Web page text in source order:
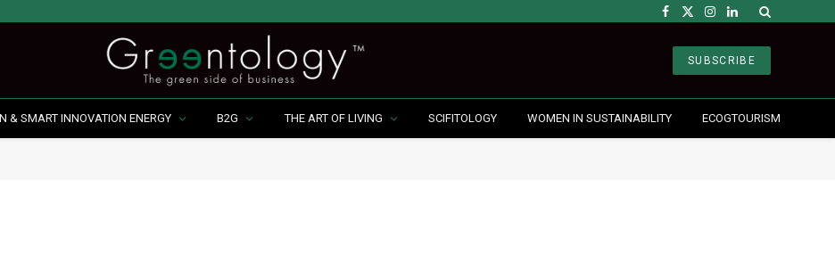
Facebook
X
Instagram
LinkedIn
SUBSCRIBE
& SMART INNOVATION ENERGY B2G THE ART OF LIVING SCIFITOLOGY WOMEN IN SUSTAINABILITY ECOGTOURISM